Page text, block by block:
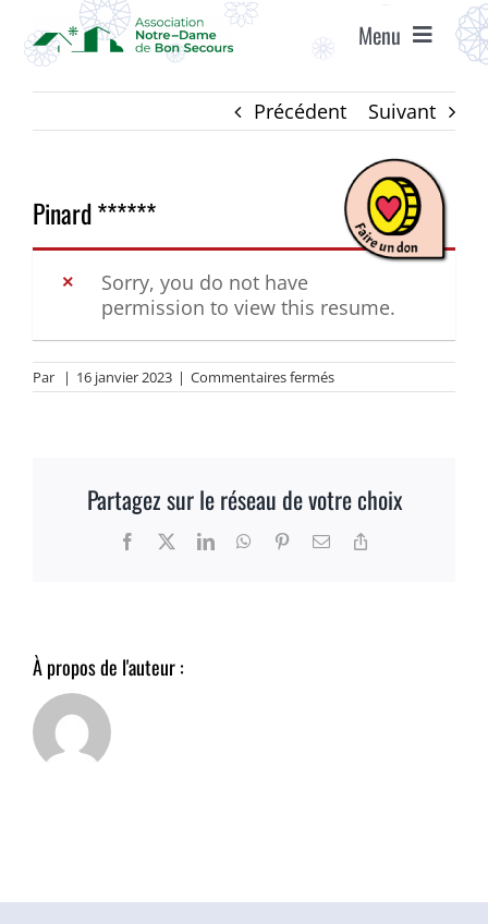
contenu
Menu
ACCUEIL
ÉTABLISSEMENTS
VIE ASSOCIATIVE
AGENDA
ACCÈS ET CONTACT
Précédent Suivant
Pinard ******
Sorry, you do not have
permission to view this resume.
Par | 16 janvier 2023 | Commentaires ferméssur
Pinard
Partagez sur le réseau de votre choix
Facebook LinkedInWhatsApp
PinterestEmail
À propos de l'auteur :